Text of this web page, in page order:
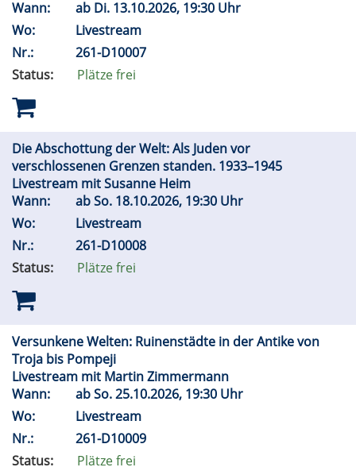
Wann:
ab Di. 13.10.2026, 19:30 Uhr
Wo:
Livestream
Nr.:
261-D10007
Status:
Plätze frei
Die Abschottung der Welt: Als Juden vor
verschlossenen Grenzen standen. 1933–1945
Livestream mit Susanne Heim
Wann:
abSo. 18.10.2026, 19:30 Uhr
Wo:
Livestream
Nr.:
261-D10008
Status:
Plätze frei
Versunkene Welten: Ruinenstädte in der Antike von
Troja bis Pompeji
Livestream mit Martin Zimmermann
Wann:
abSo.25.10.2026, 19:30 Uhr
Wo:
Livestream
Nr.:
261-D10009
Status:
Plätze frei